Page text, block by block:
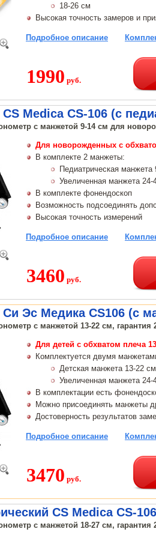
18-26 см
Высокая точность замеров и
Подробное описание
1990 руб.
Medica CS-106 (с
с манжетой 9-14 см для
Для новорожденных с
В комплекте 2 манжеты:
Педиатрическая манжета
Увеличенная манжета 24-
В комплекте фонендоскоп
Возможность подсоединять
Высокая точность измерений
Подробное описание
3460 руб.
Эс Медика CS106 (с
с манжетой 13-22 см, гарантия
Для детей с обхватом плеча
Комплектуется двумя
Детская манжета 13-22
Увеличенная манжета 24-
В комплектации есть
Можно присоединять манжеты
Достоверность результатов
Подробное описание
3470 руб.
CS Medica CS-
с манжетой 18-27 см, гарантия